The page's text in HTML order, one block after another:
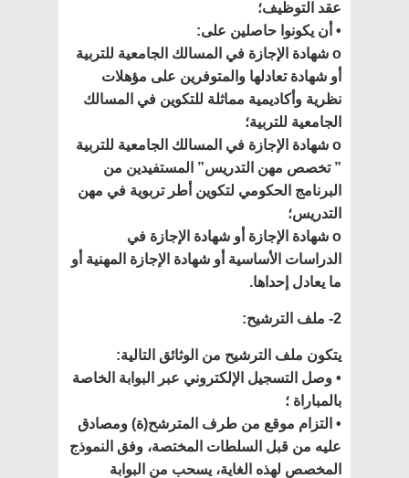
عقد التوظيف؛
• أن يكونوا حاصلين على:
o شهادة الإجازة في المسالك الجامعية للتربية
أو شهادة تعادلها والمتوفرين على مؤهلات
نظرية وأكاديمية مماثلة للتكوين في المسالك
الجامعية للتربية؛
o شهادة الإجازة في المسالك الجامعية للتربية
” تخصص مهن التدريس” المستفيدين من
البرنامج الحكومي لتكوين أطر تربوية في مهن
التدريس؛
o شهادة الإجازة أو شهادة الإجازة في
الدراسات الأساسية أو شهادة الإجازة المهنية أو
ما يعادل إحداها.
2- ملف الترشيح:
يتكون ملف الترشيح من الوثائق التالية:
• وصل التسجيل الإلكتروني عبر البوابة الخاصة
بالمباراة ؛
• التزام موقع من طرف المترشح(ة) ومصادق
عليه من قبل السلطات المختصة، وفق النموذج
المخصص لهذه الغاية، يسحب من البوابة